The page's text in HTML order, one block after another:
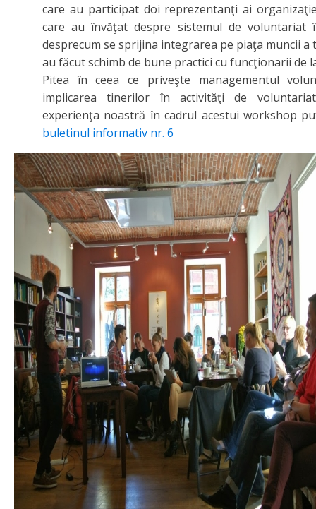
care au participat doi reprezentanţi ai
care au învăţat despre sistemul de voluntariat
desprecum se sprijina integrarea pe piaţa muncii a
au făcut schimb de bune practici cu funcţionarii de
Pitea în ceea ce priveşte managementul
implicarea tinerilor în activităţi de
experienţa noastră în cadrul acestui workshop
buletinul informativ nr. 6